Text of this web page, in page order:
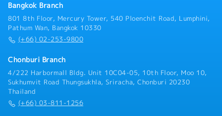
resolve technical issues- Optimize molding
parameters, tools, and workflows to achieve stable
mass production- Support new product introduction,
trial production, and process validation- Prepare
Bangkok Branch
801 8th Floor, Mercury Tower, 540 Ploenchit Road, Lumphini,
Pathum Wan, Bangkok 10330
(+66) 02-253-9800
Chonburi Branch
4/222 Harbormall Bldg. Unit 10C04-05, 10th Floor, Moo 10,
Sukhumvit Road Thungsukhla, Sriracha, Chonburi 20230
Thailand
(+66) 03-811-1256